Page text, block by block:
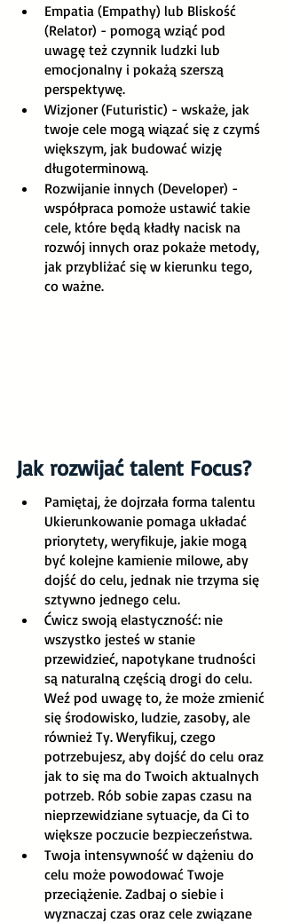
Empatia (Empathy) lub Bliskość
(Relator) - pomogą wziąć pod
uwagę też czynnik ludzki lub
emocjonalny i pokażą szerszą
perspektywę.
Wizjoner (Futuristic) - wskaże, jak
twoje cele mogą wiązać się z czymś
większym, jak budować wizję
długoterminową.
Rozwijanie innych (Developer) -
współpraca pomoże ustawić takie
cele, które będą kładły nacisk na
rozwój innych oraz pokaże metody,
jak przybliżać się w kierunku tego,
co ważne.
Jak rozwijać talent Focus?
Pamiętaj, że dojrzała forma talentu
Ukierunkowanie pomaga układać
priorytety, weryfikuje, jakie mogą
być kolejne kamienie milowe, aby
dojść do celu, jednak nie trzyma się
sztywno jednego celu.
Ćwicz swoją elastyczność: nie
wszystko jesteś w stanie
przewidzieć, napotykane trudności
są naturalną częścią drogi do celu.
Weź pod uwagę to, że może zmienić
się środowisko, ludzie, zasoby, ale
również Ty. Weryfikuj, czego
potrzebujesz, aby dojść do celu oraz
jak to się ma do Twoich aktualnych
potrzeb. Rób sobie zapas czasu na
nieprzewidziane sytuacje, da Ci to
większe poczucie bezpieczeństwa.
Twoja intensywność w dążeniu do
celu może powodować Twoje
przeciążenie. Zadbaj o siebie i
wyznaczaj czas oraz cele związane